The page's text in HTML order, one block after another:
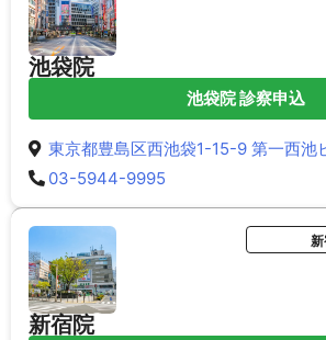
池袋院
池袋院 診察申込
東京都豊島区西池袋1-15-9 第一西池
03-5944-9995
新宿院